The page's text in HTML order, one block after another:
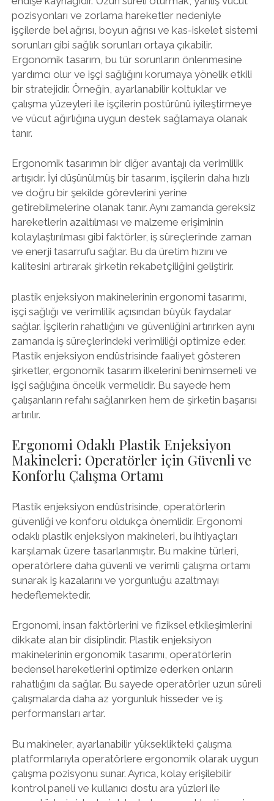
pozisyonları ve zorlama hareketler nedeniyle
işçilerde bel ağrısı, boyun ağrısı ve kas-iskelet sistemi
sorunları gibi sağlık sorunları ortaya çıkabilir.
Ergonomik tasarım, bu tür sorunların önlenmesine
yardımcı olur ve işçi sağlığını korumaya yönelik etkili
bir stratejidir. Örneğin, ayarlanabilir koltuklar ve
çalışma yüzeyleri ile işçilerin postürünü iyileştirmeye
ve vücut ağırlığına uygun destek sağlamaya olanak
tanır.
Ergonomik tasarımın bir diğer avantajı da verimlilik
artışıdır. İyi düşünülmüş bir tasarım, işçilerin daha hızlı
ve doğru bir şekilde görevlerini yerine
getirebilmelerine olanak tanır. Aynı zamanda gereksiz
hareketlerin azaltılması ve malzeme erişiminin
kolaylaştırılması gibi faktörler, iş süreçlerinde zaman
ve enerji tasarrufu sağlar. Bu da üretim hızını ve
kalitesini artırarak şirketin rekabetçiliğini geliştirir.
plastik enjeksiyon makinelerinin ergonomi tasarımı,
işçi sağlığı ve verimlilik açısından büyük faydalar
sağlar. İşçilerin rahatlığını ve güvenliğini artırırken aynı
zamanda iş süreçlerindeki verimliliği optimize eder.
Plastik enjeksiyon endüstrisinde faaliyet gösteren
şirketler, ergonomik tasarım ilkelerini benimsemeli ve
işçi sağlığına öncelik vermelidir. Bu sayede hem
çalışanların refahı sağlanırken hem de şirketin başarısı
artırılır.
Ergonomi Odaklı Plastik Enjeksiyon
Makineleri: Operatörler için Güvenli ve
Konforlu Çalışma Ortamı
Plastik enjeksiyon endüstrisinde, operatörlerin
güvenliği ve konforu oldukça önemlidir. Ergonomi
odaklı plastik enjeksiyon makineleri, bu ihtiyaçları
karşılamak üzere tasarlanmıştır. Bu makine türleri,
operatörlere daha güvenli ve verimli çalışma ortamı
sunarak iş kazalarını ve yorgunluğu azaltmayı
hedeflemektedir.
Ergonomi, insan faktörlerini ve fiziksel etkileşimlerini
dikkate alan bir disiplindir. Plastik enjeksiyon
makinelerinin ergonomik tasarımı, operatörlerin
bedensel hareketlerini optimize ederken onların
rahatlığını da sağlar. Bu sayede operatörler uzun süreli
çalışmalarda daha az yorgunluk hisseder ve iş
performansları artar.
Bu makineler, ayarlanabilir yükseklikteki çalışma
platformlarıyla operatörlere ergonomik olarak uygun
çalışma pozisyonu sunar. Ayrıca, kolay erişilebilir
kontrol paneli ve kullanıcı dostu ara yüzleri ile